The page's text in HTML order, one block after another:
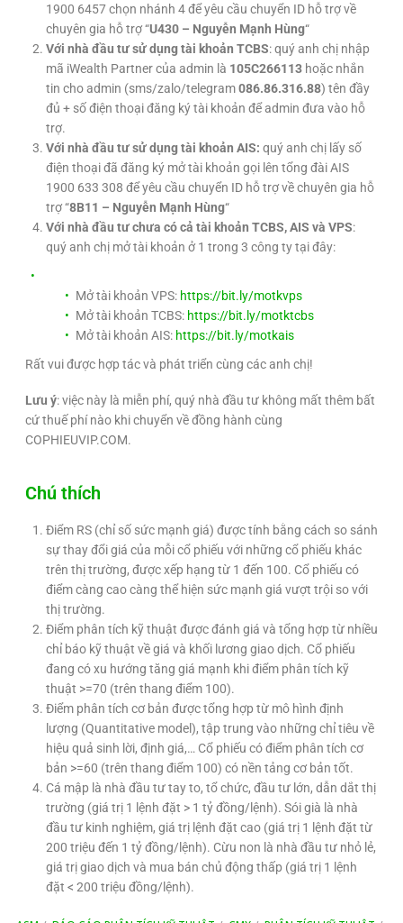
1900 6457 chọn nhánh 4 để yêu cầu chuyển ID hỗ trợ về
chuyên gia hỗ trợ “U430 – Nguyễn Mạnh Hùng“
Với nhà đầu tư sử dụng tài khoản TCBS: quý anh chị nhập
mã iWealth Partner của admin là 105C266113 hoặc nhắn
tin cho admin (sms/zalo/telegram086.86.316.88) tên đầy
đủ + số điện thoại đăng ký tài khoản để admin đưa vào hỗ
trợ.
Với nhà đầu tư sử dụng tài khoản AIS: quý anh chị lấy số
điện thoại đã đăng ký mở tài khoản gọi lên tổng đài AIS
1900 633 308 để yêu cầu chuyển ID hỗ trợ về chuyên gia hỗ
trợ “8B11 – Nguyễn Mạnh Hùng“
Với nhà đầu tư chưa có cả tài khoản TCBS, AIS và VPS:
quý anh chị mở tài khoản ở 1 trong 3 công ty tại đây:
Mở tài khoản VPS: https://bit.ly/motkvps
Mở tài khoản TCBS: https://bit.ly/motktcbs
Mở tài khoản AIS: https://bit.ly/motkais
Rất vui được hợp tác và phát triển cùng các anh chị!
Lưu ý: việc này là miễn phí, quý nhà đầu tư không mất thêm bất
cứ thuế phí nào khi chuyển về đồng hành cùng
COPHIEUVIP.COM.
Chú thích
Điểm RS (chỉ số sức mạnh giá) được tính bằng cách so sánh
sự thay đổi giá của mỗi cổ phiếu với những cổ phiếu khác
trên thị trường, được xếp hạng từ 1 đến 100. Cổ phiếu có
điểm càng cao càng thể hiện sức mạnh giá vượt trội so với
thị trường.
Điểm phân tích kỹ thuật được đánh giá và tổng hợp từ nhiều
chỉ báo kỹ thuật về giá và khối lương giao dịch. Cổ phiếu
đang có xu hướng tăng giá mạnh khi điểm phân tích kỹ
thuật >=70 (trên thang điểm 100).
Điểm phân tích cơ bản được tổng hợp từ mô hình định
lượng (Quantitative model), tập trung vào những chỉ tiêu về
hiệu quả sinh lời, định giá,… Cổ phiếu có điểm phân tích cơ
bản >=60 (trên thang điểm 100) có nền tảng cơ bản tốt.
Cá mập là nhà đầu tư tay to, tổ chức, đầu tư lớn, dẫn dắt thị
trường (giá trị 1 lệnh đặt > 1 tỷ đồng/lệnh). Sói già là nhà
đầu tư kinh nghiệm, giá trị lệnh đặt cao (giá trị 1 lệnh đặt từ
200 triệu đến 1 tỷ đồng/lệnh). Cừu non là nhà đầu tư nhỏ lẻ,
giá trị giao dịch và mua bán chủ động thấp (giá trị 1 lệnh
đặt < 200 triệu đồng/lệnh).